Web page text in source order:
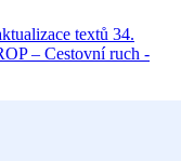
textů 34.
– Cestovní ruch -